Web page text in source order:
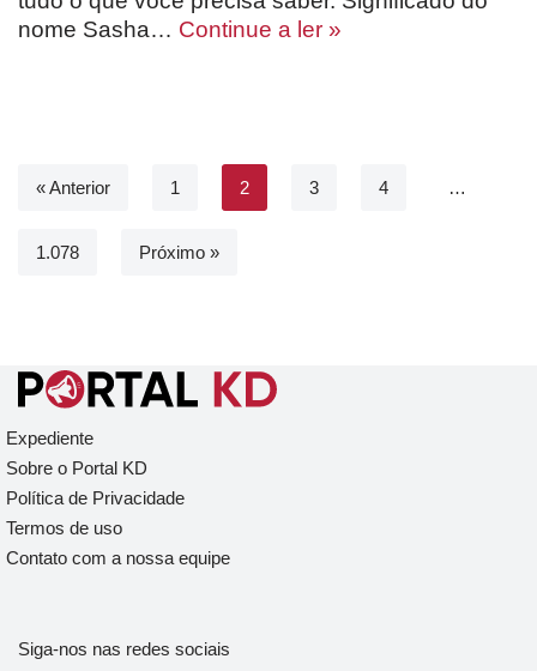
nome Sasha… Continue a ler »
« Anterior 1 2 3 4 …
1.078 Próximo »
Expediente
Sobre o Portal KD
Política de Privacidade
Termos de uso
Contato com a nossa equipe
Siga-nos nas redes sociais